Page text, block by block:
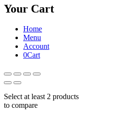
Your Cart
Home
Menu
Account
0Cart
Select at least 2 products
to compare